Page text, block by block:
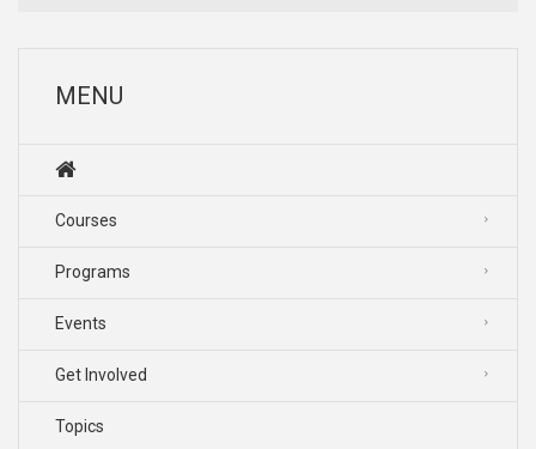
MENU
Courses
Programs
Events
Get Involved
Topics